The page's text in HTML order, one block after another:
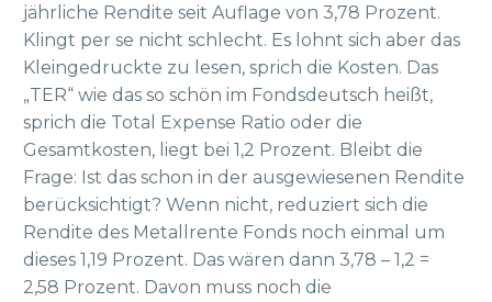
jährliche Rendite seit Auflage von 3,78 Prozent.
Klingt per se nicht schlecht. Es lohnt sich aber das
Kleingedruckte zu lesen, sprich die Kosten. Das
„TER“ wie das so schön im Fondsdeutsch heißt,
sprich die Total Expense Ratio oder die
Gesamtkosten, liegt bei 1,2 Prozent. Bleibt die
Frage: Ist das schon in der ausgewiesenen Rendite
berücksichtigt? Wenn nicht, reduziert sich die
Rendite des Metallrente Fonds noch einmal um
dieses 1,19 Prozent. Das wären dann 3,78 – 1,2 =
2,58 Prozent. Davon muss noch die